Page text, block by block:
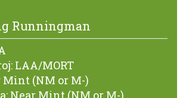
Runningman
LAA/MORT
Mint (NM or M-)
Near Mint (NM or M-)